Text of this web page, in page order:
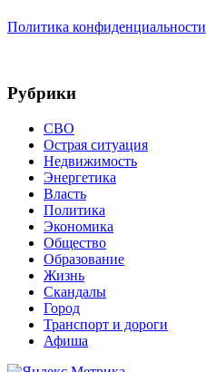
Политика конфиденциальности
Рубрики
СВО
Острая ситуация
Недвижимость
Энергетика
Власть
Политика
Экономика
Общество
Образование
Жизнь
Скандалы
Город
Транспорт и дороги
Афиша